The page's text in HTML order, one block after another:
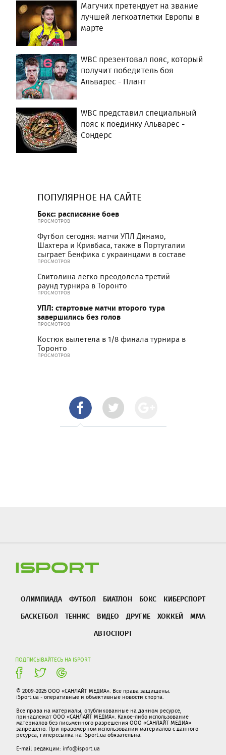
Магучих претендует на звание
лучшей легкоатлетки Европы в
марте
WBC презентовал пояс, который
получит победитель боя
Альварес - Плант
WBC представил специальный
пояс к поединку Альварес -
Сондерс
ПОПУЛЯРНОЕ НА САЙТЕ
Бокс: расписание боев
ПРОСМОТРОВ
Футбол сегодня: матчи УПЛ Динамо,
Шахтера и Кривбаса, также в Португалии
сыграет Бенфика с украинцами в составе
ПРОСМОТРОВ
Свитолина легко преодолела третий
раунд турнира в Торонто
ПРОСМОТРОВ
УПЛ: стартовые матчи второго тура
завершились без голов
ПРОСМОТРОВ
Костюк вылетела в 1/8 финала турнира в
Торонто
ПРОСМОТРОВ
ОЛИМПИАДА ФУТБОЛ БИАТЛОН БОКС
КИБЕРСПОРТ
БАСКЕТБОЛ
ТЕННИС ВИДЕО ДРУГИЕ ХОККЕЙ
ММА
АВТОСПОРТ
ПОДПИСЫВАЙТЕСЬ НА ISPORT
© 2009-2025 ООО «САНЛАЙТ МЕДИА». Все права защищены.
iSport.ua - оперативные и объективные новости спорта.
Все права на материалы, опубликованные на данном ресурсе,
принадлежат ООО «САНЛАЙТ МЕДИА». Какое-либо использование
материалов без письменного разрешения ООО «САНЛАЙТ МЕДИА»
запрещено. При правомерном использовании материалов с данного
ресурса, гиперссылка на iSport.ua обязательна.
E-mail редакции: info@isport.ua